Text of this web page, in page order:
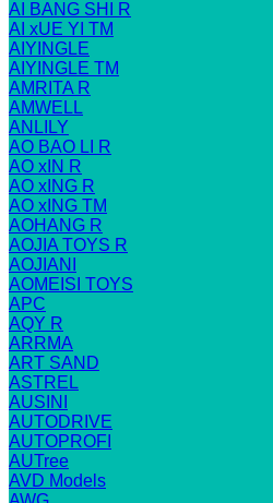
AI BANG SHI R
AI xUE YI TM
AIYINGLE
AIYINGLE TM
AMRITA R
AMWELL
ANLILY
AO BAO LI R
AO xIN R
AO xING R
AO xING TM
AOHANG R
AOJIA TOYS R
AOJIANI
AOMEISI TOYS
APC
AQY R
ARRMA
ART SAND
ASTREL
AUSINI
AUTODRIVE
AUTOPROFI
AUTree
AVD Models